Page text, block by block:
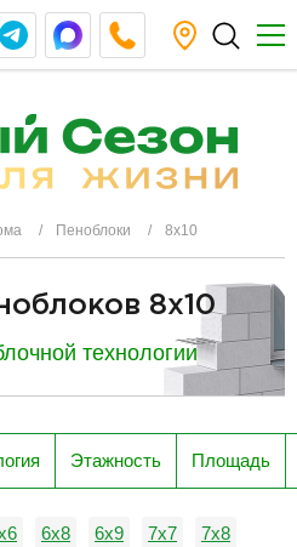
Пеноблоки 8х10
8x10
технологии
Этажность Площадь
6х8 6х9 7х7 7х8